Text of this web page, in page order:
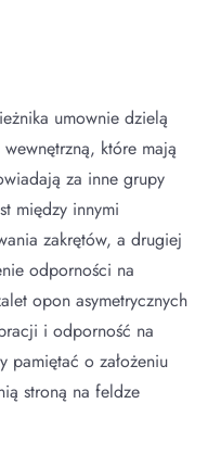
umownie dzielą
które mają
za inne grupy
między innymi
zakrętów, a drugiej
odporności na
opon asymetrycznych
i odporność na
pamiętać o założeniu
stroną na feldze